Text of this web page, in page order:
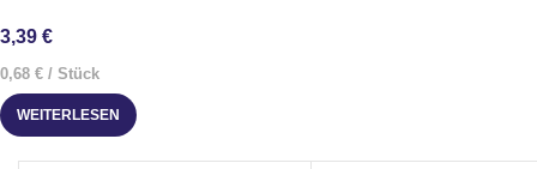
3,39 €
0,68 € / Stück
WEITERLESEN